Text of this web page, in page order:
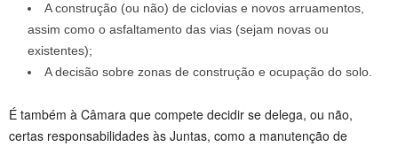
A construção (ou não) de ciclovias e novos arruamentos,
assim como o asfaltamento das vias (sejam novas ou
existentes);
A decisão sobre zonas de construção e ocupação do solo.
É também à Câmara que compete decidir se delega, ou não,
certas responsabilidades às Juntas, como a manutenção de